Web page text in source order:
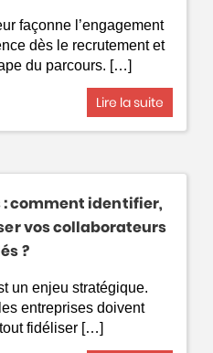
façonne l’engagement
dès le recrutement et
du parcours. […]
Lire la suite
comment identifier,
vos collaborateurs
?
un enjeu stratégique.
entreprises doivent
fidéliser […]